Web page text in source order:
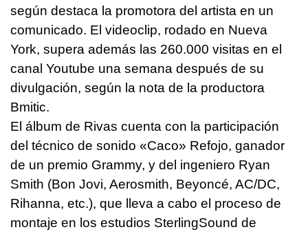
según destaca la promotora del artista en un
comunicado. El videoclip, rodado en Nueva
York, supera además las 260.000 visitas en el
canal Youtube una semana después de su
divulgación, según la nota de la productora
Bmitic.
El álbum de Rivas cuenta con la participación
del técnico de sonido «Caco» Refojo, ganador
de un premio Grammy, y del ingeniero Ryan
Smith (Bon Jovi, Aerosmith, Beyoncé, AC/DC,
Rihanna, etc.), que lleva a cabo el proceso de
montaje en los estudios SterlingSound de